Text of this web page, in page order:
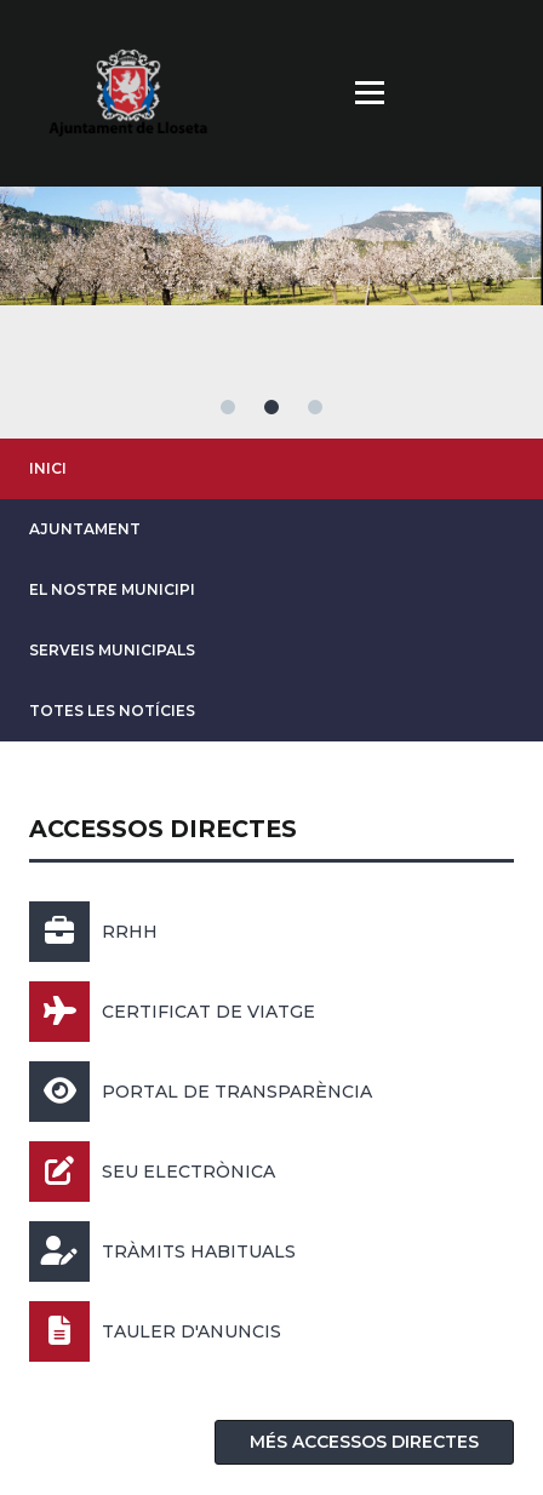
INICI
AJUNTAMENT
EL NOSTRE MUNICIPI
SERVEIS MUNICIPALS
TOTES LES NOTÍCIES
ACCESSOS DIRECTES
RRHH
CERTIFICAT DE VIATGE
PORTAL DE TRANSPARÈNCIA
SEU ELECTRÒNICA
TRÀMITS HABITUALS
TAULER D'ANUNCIS
MÉS ACCESSOS DIRECTES